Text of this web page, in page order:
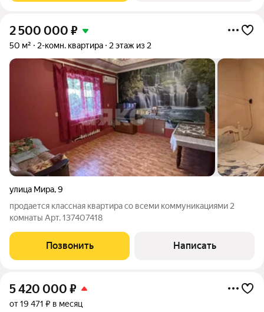
2 500 000 ₽
50 м² 2-комн. квартира 2 этаж из 2
улица Мира,9
продается классная квартира со всеми коммуникациями 2
комнаты Арт. 137407418
Позвонить Написать
5 420 000 ₽
от 19 471 ₽ в месяц